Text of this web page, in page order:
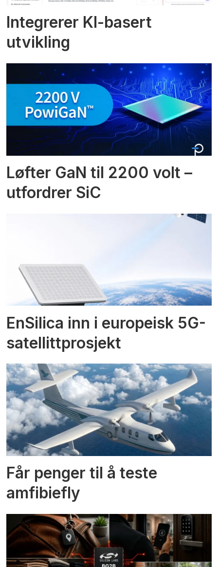
Integrerer KI-basert
utvikling
Løfter GaN til 2200 volt –
utfordrer SiC
EnSilica inn i europeisk 5G-
satellittprosjekt
Får penger til å teste
amfibiefly